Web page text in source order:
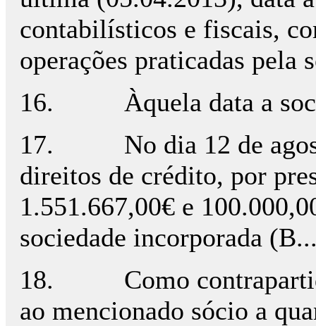
contabilísticos e fiscais,
operações praticadas pela
16. Àquela data a
17. No dia 12 de
direitos de crédito, por
1.551.667,00€ e
sociedade incorporada
18. Como contrapartida
ao mencionado sócio a